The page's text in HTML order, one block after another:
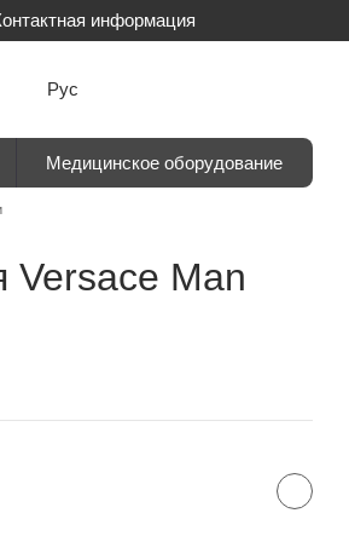
информация
Отзывы о магазине
Рус
Медицинское оборудование
Versace Man